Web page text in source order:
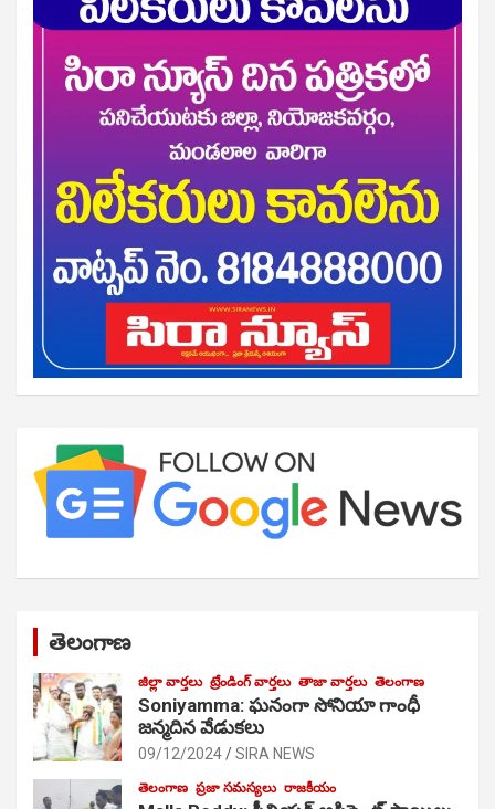
తెలంగాణ
జిల్లా వార్తలు ట్రేండింగ్ వార్తలు తాజా వార్తలు తెలంగాణ
Soniyamma: ఘ‌నంగా సోనియా గాంధీ
జ‌న్మ‌దిన వేడుక‌లు
09/12/2024 SIRA NEWS
తెలంగాణ ప్రజా సమస్యలు రాజకీయం